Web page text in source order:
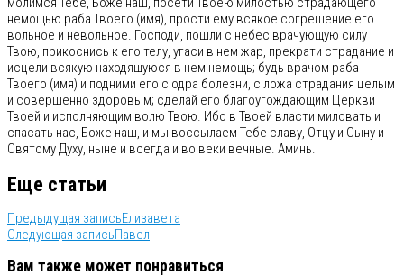
немощью раба Твоего (имя), прости ему всякое согрешение его
вольное и невольное. Господи, пошли с небес врачующую силу
Твою, прикоснись к его телу, угаси в нем жар, прекрати страдание и
исцели всякую находящуюся в нем немощь; будь врачом раба
Твоего (имя) и подними его с одра болезни, с ложа страдания целым
и совершенно здоровым; сделай его благоугождающим Церкви
Твоей и исполняющим волю Твою. Ибо в Твоей власти миловать и
спасать нас, Боже наш, и мы воссылаем Тебе славу, Отцу и Сыну и
Святому Духу, ныне и всегда и во веки вечные. Аминь.
Еще статьи
Предыдущая записьЕлизавета
Следующая записьПавел
Вам также может понравиться